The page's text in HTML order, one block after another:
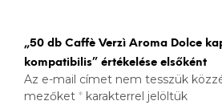
„50 db Caffè Verzì Aroma Dolce
kompatibilis” értékelése elsőként
Az e-mail címet nem tesszük
mezőket * karakterrel jelöltük